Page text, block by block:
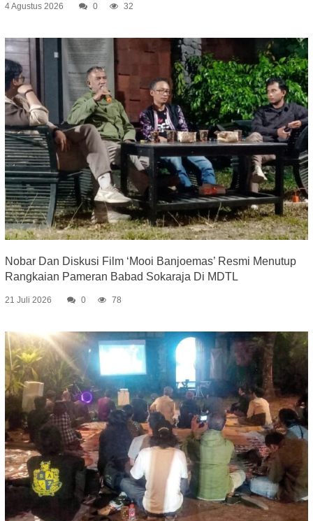
4 Agustus 2026 0 32
Nobar Dan Diskusi Film ‘Mooi Banjoemas’ Resmi Menutup
Rangkaian Pameran Babad Sokaraja Di MDTL
21 Juli 2026 0 78